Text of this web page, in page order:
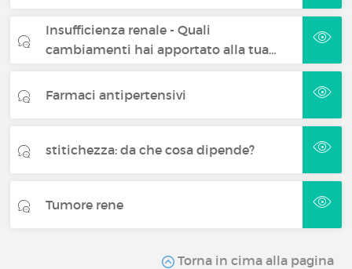
Insufficienza renale - Quali
cambiamenti hai apportato alla tua…
Farmaci antipertensivi
stitichezza: da che cosa dipende?
Tumore rene
Torna in cima alla pagina